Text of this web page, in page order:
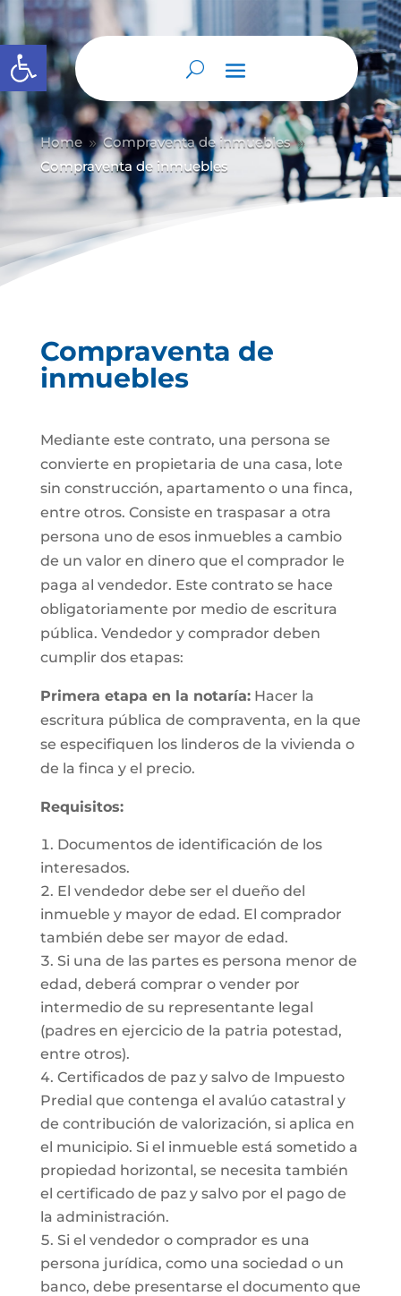
Abrir barra de herramientas
Home 9 Compraventa de inmuebles 9
Compraventa de inmuebles
Compraventa de
inmuebles
Mediante este contrato, una persona se
convierte en propietaria de una casa, lote
sin construcción, apartamento o una finca,
entre otros. Consiste en traspasar a otra
persona uno de esos inmuebles a cambio
de un valor en dinero que el comprador le
paga al vendedor. Este contrato se hace
obligatoriamente por medio de escritura
pública. Vendedor y comprador deben
cumplir dos etapas:
Primera etapa en la notaría:Hacer la
escritura pública de compraventa, en la que
se especifiquen los linderos de la vivienda o
de la finca y el precio.
Requisitos:
Documentos de identificación de los
interesados.
El vendedor debe ser el dueño del
inmueble y mayor de edad. El comprador
también debe ser mayor de edad.
Si una de las partes es persona menor de
edad, deberá comprar o vender por
intermedio de su representante legal
(padres en ejercicio de la patria potestad,
entre otros).
Certificados de paz y salvo de Impuesto
Predial que contenga el avalúo catastral y
de contribución de valorización, si aplica en
el municipio. Si el inmueble está sometido a
propiedad horizontal, se necesita también
el certificado de paz y salvo por el pago de
la administración.
Si el vendedor o comprador es una
persona jurídica, como una sociedad o un
banco, debe presentarse el documento que